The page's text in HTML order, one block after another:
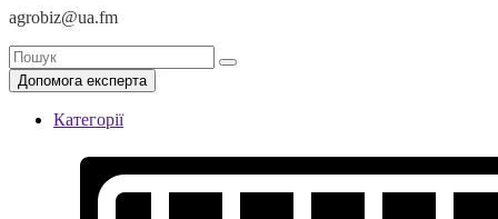
agrobiz@ua.fm
Допомога експерта
Категорії